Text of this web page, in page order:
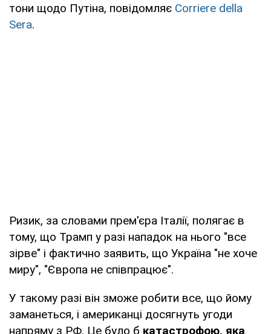
тони щодо Путіна, повідомляє Corriere della
Sera.
Ризик, за словами прем'єра Італії, полягає в
тому, що Трамп у разі нападок на нього "все
зірве" і фактично заявить, що Україна "не хоче
миру", "Європа не співпрацює".
У такому разі він зможе робити все, що йому
заманеться, і американці досягнуть угоди
напряму з РФ. Це було б катастрофою, яка